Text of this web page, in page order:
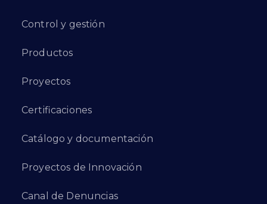
Control y gestión
Productos
Proyectos
Certificaciones
Catálogo y documentación
Proyectos de Innovación
Canal de Denuncias